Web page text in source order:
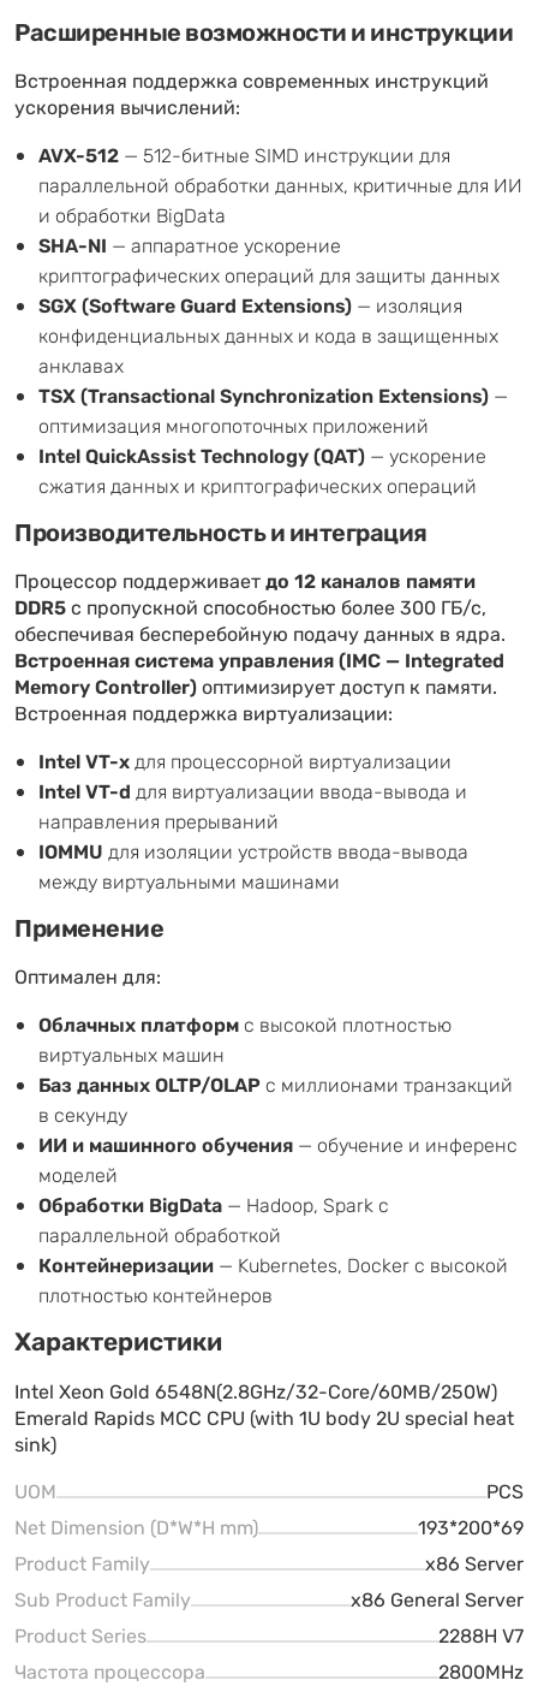
Расширенные возможности и инструкции
Встроенная поддержка современных инструкций
ускорения вычислений:
AVX-512 — 512-битные SIMD инструкции для
параллельной обработки данных, критичные для ИИ
и обработки BigData
SHA-NI — аппаратное ускорение
криптографических операций для защиты данных
SGX (Software Guard Extensions) — изоляция
конфиденциальных данных и кода в защищенных
анклавах
TSX (Transactional Synchronization Extensions) —
оптимизация многопоточных приложений
Intel QuickAssist Technology (QAT) — ускорение
сжатия данных и криптографических операций
Производительность и интеграция
Процессор поддерживаетдо 12 каналов памяти
DDR5с пропускной способностью более 300 ГБ/с,
обеспечивая бесперебойную подачу данных в ядра.
Встроенная система управления (IMC — Integrated
Memory Controller)оптимизирует доступ к памяти.
Встроенная поддержка виртуализации:
Intel VT-xдля процессорной виртуализации
Intel VT-d для виртуализации ввода-вывода и
направления прерываний
IOMMU для изоляции устройств ввода-вывода
между виртуальными машинами
Применение
Оптимален для:
Облачных платформ с высокой плотностью
виртуальных машин
Баз данных OLTP/OLAP с миллионами транзакций
в секунду
ИИ и машинного обучения — обучение и инференс
моделей
Обработки BigData — Hadoop, Spark с
параллельной обработкой
Контейнеризации — Kubernetes, Docker с высокой
плотностью контейнеров
Характеристики
Intel Xeon Gold 6548N(2.8GHz/32-Core/60MB/250W)
Emerald Rapids MCC CPU (with 1U body 2U special heat
sink)
UOM
PCS
Net Dimension (D*W*H mm)
193*200*69
Product Family
x86 Server
Sub Product Family
x86 General Server
Product Series
2288H V7
Частота процессора
2800MHz